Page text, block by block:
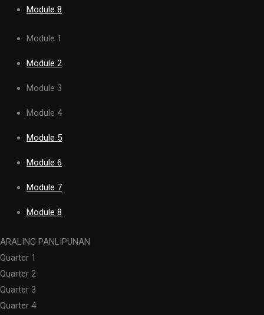
Module 8
Module 1
Module 2
Module 3
Module 4
Module 5
Module 6
Module 7
Module 8
ARALING PANLIPUNAN
Quarter 1
Quarter 2
Quarter 3
Quarter 4